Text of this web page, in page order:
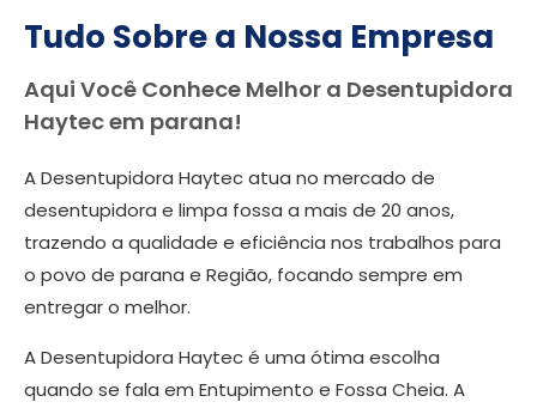
Tudo Sobre a Nossa Empresa
Aqui Você Conhece Melhor a Desentupidora
Haytec em parana!
A Desentupidora Haytec atua no mercado de
desentupidora e limpa fossa a mais de 20 anos,
trazendo a qualidade e eficiência nos trabalhos para
o povo de parana e Região, focando sempre em
entregar o melhor.
A Desentupidora Haytec é uma ótima escolha
quando se fala em Entupimento e Fossa Cheia. A